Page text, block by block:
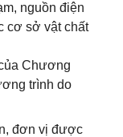
nguồn điện
cơ sở vật chất
Chương
trình do
đơn vị được